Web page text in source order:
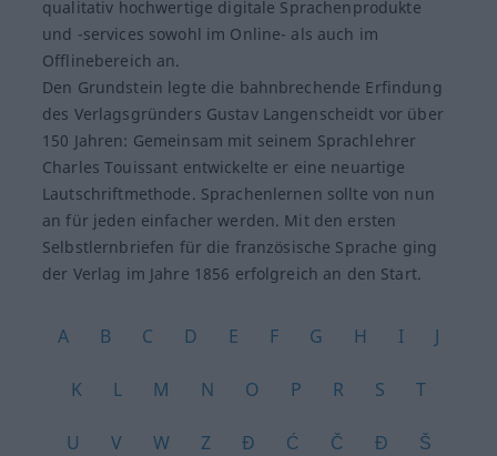
qualitativ hochwertige digitale Sprachenprodukte
und -services sowohl im Online- als auch im
Offlinebereich an.
Den Grundstein legte die bahnbrechende Erfindung
des Verlagsgründers Gustav Langenscheidt vor über
150 Jahren: Gemeinsam mit seinem Sprachlehrer
Charles Touissant entwickelte er eine neuartige
Lautschriftmethode. Sprachenlernen sollte von nun
an für jeden einfacher werden. Mit den ersten
Selbstlernbriefen für die französische Sprache ging
der Verlag im Jahre 1856 erfolgreich an den Start.
A B C D E F G H I J
K L M N O P R S T
U V W Z Ð Ć Č Đ Š